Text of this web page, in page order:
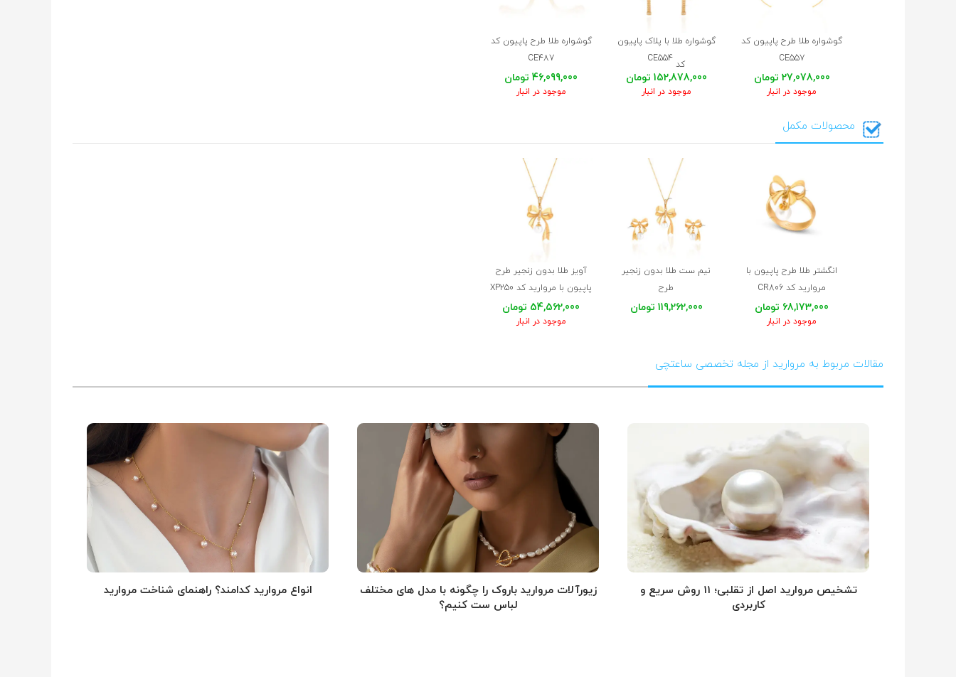
گوشواره طلا طرح پاپیون کد
CE557
27,078,000 تومان
موجود در انبار
گوشواره طلا با پلاک پاپیون
کد
CE554
152,878,000 تومان
موجود در انبار
گوشواره طلا طرح پاپیون کد
CE487
46,099,000 تومان
موجود در انبار
محصولات مکمل
انگشتر طلا طرح پاپیون با
مروارید کد CR806
68,173,000 تومان
موجود در انبار
نیم ست طلا بدون زنجیر
طرح
پاپیون با مروارید کد XS245
119,262,000 تومان
آویز طلا بدون زنجیر طرح
پاپیون با مروارید کد XP250
54,562,000 تومان
موجود در انبار
مقالات مربوط به مروارید از مجله تخصصی ساعتچی
تشخیص مروارید اصل از تقلبی؛ ۱۱ روش سریع و
کاربردی
زیورآلات مروارید باروک را چگونه با مدل های مختلف
لباس ست کنیم؟
انواع مروارید کدامند؟ راهنمای شناخت مروارید